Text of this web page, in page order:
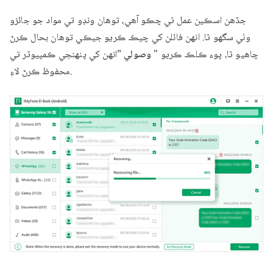
جڏهن اسڪين عمل ٿي چڪو آهي، توهان ونڊو تي مواد جو جائزو
وٺي سگهو ٿا. انهن فائلن کي چيڪ ڪريو جيڪي توهان بحال ڪرڻ
چاهيو ٿا، پوء ڪلڪ ڪريو " وصولي ”انهن کي پنهنجي ڪمپيوٽر تي
محفوظ ڪرڻ لاءِ.